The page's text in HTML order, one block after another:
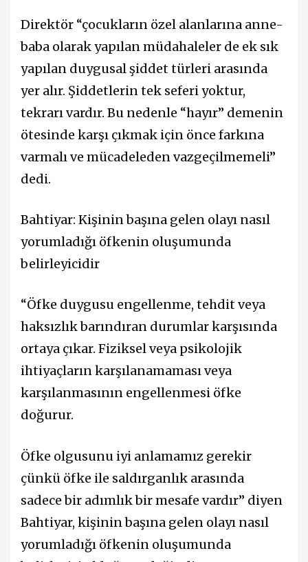
Direktör “çocukların özel alanlarına anne-
baba olarak yapılan müdahaleler de ek sık
yapılan duygusal şiddet türleri arasında
yer alır. Şiddetlerin tek seferi yoktur,
tekrarı vardır. Bu nedenle “hayır” demenin
ötesinde karşı çıkmak için önce farkına
varmalı ve mücadeleden vazgeçilmemeli”
dedi.
Bahtiyar: Kişinin başına gelen olayı nasıl
yorumladığı öfkenin oluşumunda
belirleyicidir
“Öfke duygusu engellenme, tehdit veya
haksızlık barındıran durumlar karşısında
ortaya çıkar. Fiziksel veya psikolojik
ihtiyaçların karşılanamaması veya
karşılanmasının engellenmesi öfke
doğurur.
Öfke olgusunu iyi anlamamız gerekir
çünkü öfke ile saldırganlık arasında
sadece bir adımlık bir mesafe vardır” diyen
Bahtiyar, kişinin başına gelen olayı nasıl
yorumladığı öfkenin oluşumunda